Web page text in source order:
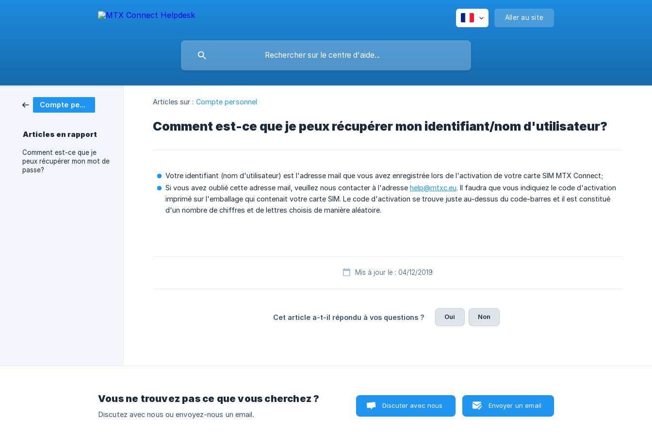
Aller au site
Compte personnel
Articles en rapport
Comment est-ce que je
peux récupérer mon mot de
passe?
Articles sur : Compte personnel
Comment est-ce que je peux récupérer mon identifiant/nom d'utilisateur?
Votre identifiant (nom d'utilisateur) est l'adresse mail que vous avez enregistrée lors de l'activation de votre carte SIM MTX Connect;
Si vous avez oublié cette adresse mail, veuillez nous contacter à l'adresse help@mtxc.eu. Il faudra que vous indiquiez le code d'activation
imprimé sur l'emballage qui contenait votre carte SIM. Le code d'activation se trouve juste au-dessus du code-barres et il est constitué
d'un nombre de chiffres et de lettres choisis de manière aléatoire.
Mis à jour le : 04/12/2019
Cet article a-t-il répondu à vos questions ? Oui Non
Vous ne trouvez pas ce que vous cherchez ?
Discutez avec nous ou envoyez-nous un email.
Discuter avec nous Envoyer un email